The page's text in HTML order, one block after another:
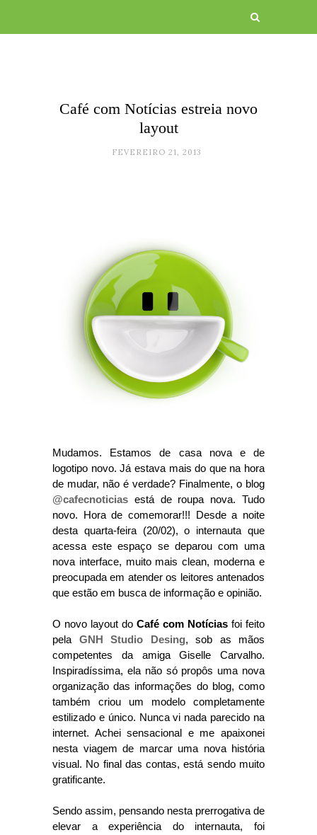
Café com Notícias estreia novo
layout
FEVEREIRO 21, 2013
Mudamos. Estamos de casa nova e de
logotipo novo. Já estava mais do que na hora
de mudar, não é verdade? Finalmente, o blog
@cafecnoticias está de roupa nova. Tudo
novo. Hora de comemorar!!! Desde a noite
desta quarta-feira (20/02), o internauta que
acessa este espaço se deparou com uma
nova interface, muito mais clean, moderna e
preocupada em atender os leitores antenados
que estão em busca de informação e opinião.
O novo layout do Café com Notícias foi feito
pela GNH Studio Desing, sob as mãos
competentes da amiga Giselle Carvalho.
Inspiradíssima, ela não só propôs uma nova
organização das informações do blog, como
também criou um modelo completamente
estilizado e único. Nunca vi nada parecido na
internet. Achei sensacional e me apaixonei
nesta viagem de marcar uma nova história
visual. No final das contas, está sendo muito
gratificante.
Sendo assim, pensando nesta prerrogativa de
elevar a experiência do internauta, foi